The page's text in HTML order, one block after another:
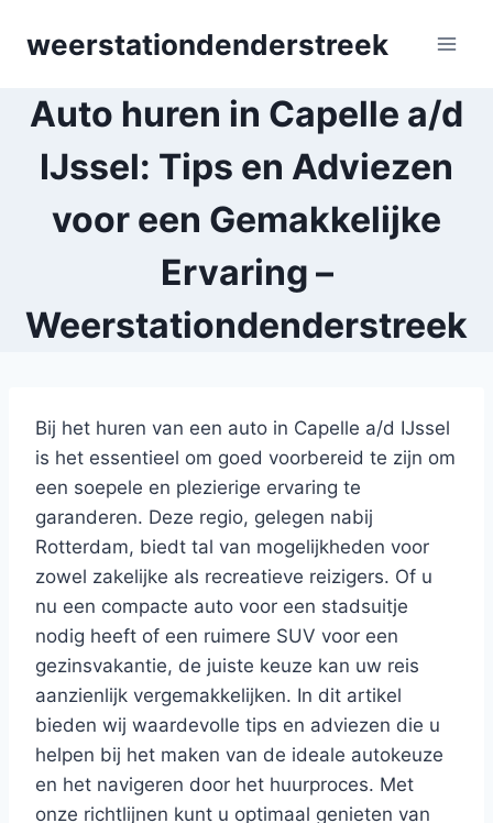
weerstationdenderstreek
Auto huren in Capelle a/d
IJssel: Tips en Adviezen
voor een Gemakkelijke
Ervaring –
Weerstationdenderstreek
Bij het huren van een auto in Capelle a/d IJssel
is het essentieel om goed voorbereid te zijn om
een soepele en plezierige ervaring te
garanderen. Deze regio, gelegen nabij
Rotterdam, biedt tal van mogelijkheden voor
zowel zakelijke als recreatieve reizigers. Of u
nu een compacte auto voor een stadsuitje
nodig heeft of een ruimere SUV voor een
gezinsvakantie, de juiste keuze kan uw reis
aanzienlijk vergemakkelijken. In dit artikel
bieden wij waardevolle tips en adviezen die u
helpen bij het maken van de ideale autokeuze
en het navigeren door het huurproces. Met
onze richtlijnen kunt u optimaal genieten van